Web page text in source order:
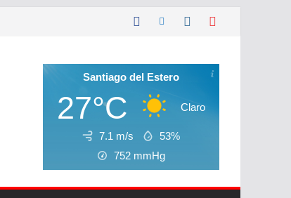
Santiago del Estero
27°C Claro
7.1 m/s
53%
752 mmHg